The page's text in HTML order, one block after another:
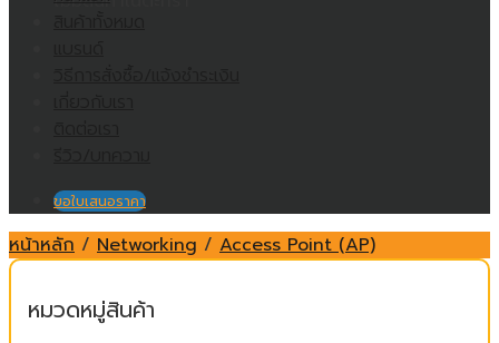
ขอใบเสนอราคา
หน้าหลัก / Networking / Access Point (AP)
หมวดหมู่สินค้า